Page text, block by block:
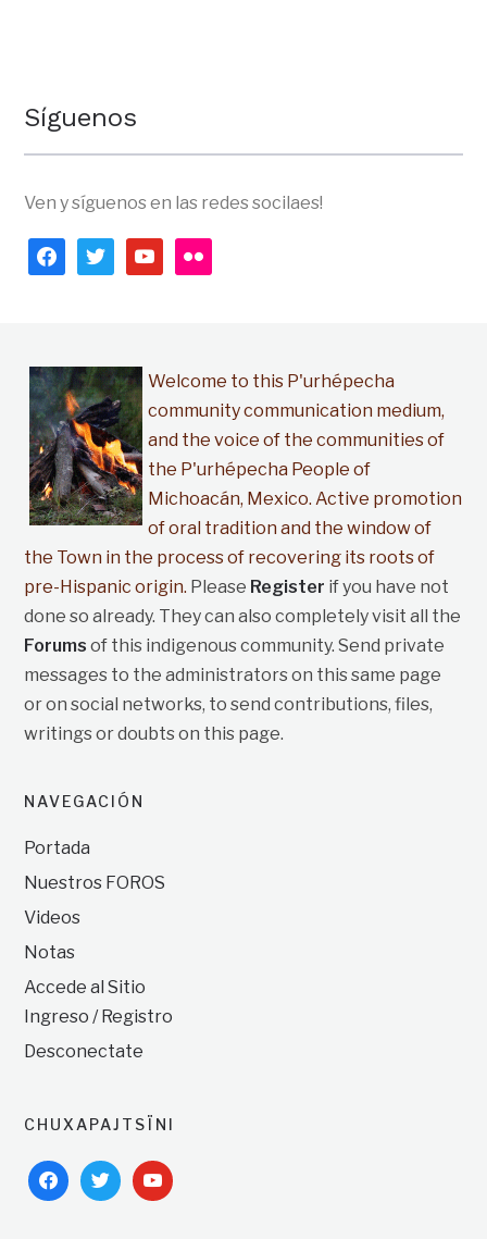
Síguenos
Ven y síguenos en las redes socilaes!
facebooktwitteryoutubeflickr
Welcome to this P'urhépecha
community communication medium,
and the voice of the communities of
the P'urhépecha People of
Michoacán, Mexico. Active promotion
of oral tradition and the window of
the Town in the process of recovering its roots of
pre-Hispanic origin. Please Register if you have not
done so already. They can also completely visit all the
Forums of this indigenous community. Send private
messages to the administrators on this same page
or on social networks, to send contributions, files,
writings or doubts on this page.
NAVEGACIÓN
Portada
Nuestros FOROS
Videos
Notas
Accede al Sitio
Ingreso / Registro
Desconectate
CHUXAPAJTSÏNI
facebooktwitteryoutube